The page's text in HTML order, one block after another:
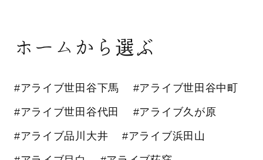
ホームから選ぶ
#アライブ世田谷下馬 #アライブ世田谷中町
#アライブ世田谷代田 #アライブ久が原
#アライブ品川大井 #アライブ浜田山